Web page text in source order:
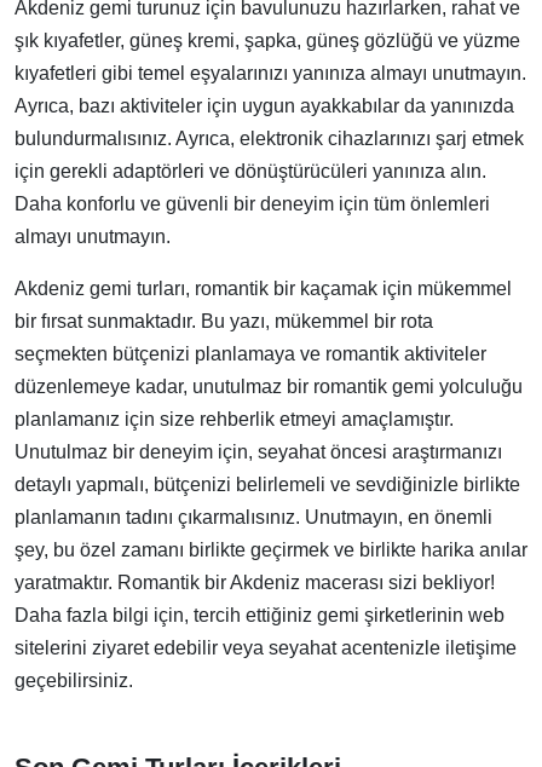
Akdeniz gemi turunuz için bavulunuzu hazırlarken, rahat ve
şık kıyafetler, güneş kremi, şapka, güneş gözlüğü ve yüzme
kıyafetleri gibi temel eşyalarınızı yanınıza almayı unutmayın.
Ayrıca, bazı aktiviteler için uygun ayakkabılar da yanınızda
bulundurmalısınız. Ayrıca, elektronik cihazlarınızı şarj etmek
için gerekli adaptörleri ve dönüştürücüleri yanınıza alın.
Daha konforlu ve güvenli bir deneyim için tüm önlemleri
almayı unutmayın.
Akdeniz gemi turları, romantik bir kaçamak için mükemmel
bir fırsat sunmaktadır. Bu yazı, mükemmel bir rota
seçmekten bütçenizi planlamaya ve romantik aktiviteler
düzenlemeye kadar, unutulmaz bir romantik gemi yolculuğu
planlamanız için size rehberlik etmeyi amaçlamıştır.
Unutulmaz bir deneyim için, seyahat öncesi araştırmanızı
detaylı yapmalı, bütçenizi belirlemeli ve sevdiğinizle birlikte
planlamanın tadını çıkarmalısınız. Unutmayın, en önemli
şey, bu özel zamanı birlikte geçirmek ve birlikte harika anılar
yaratmaktır. Romantik bir Akdeniz macerası sizi bekliyor!
Daha fazla bilgi için, tercih ettiğiniz gemi şirketlerinin web
sitelerini ziyaret edebilir veya seyahat acentenizle iletişime
geçebilirsiniz.